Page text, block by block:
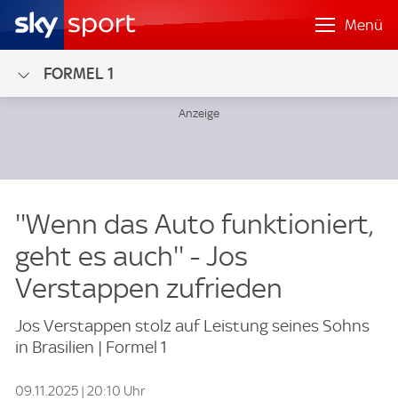
Menü
FORMEL 1
''Wenn das Auto funktioniert,
geht es auch'' - Jos
Verstappen zufrieden
Jos Verstappen stolz auf Leistung seines Sohns
in Brasilien | Formel 1
09.11.2025 | 20:10 Uhr